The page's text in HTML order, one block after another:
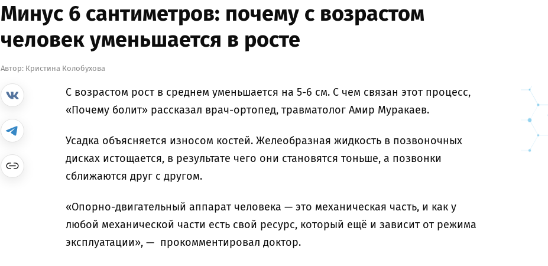
Минус 6 сантиметров: почему с возрастом
человек уменьшается в росте
Автор: Кристина Колобухова
С возрастом рост в среднем уменьшается на 5-6 см. С чем связан этот процесс,
«Почему болит» рассказал врач-ортопед, травматолог Амир Муракаев.
Усадка объясняется износом костей. Желеобразная жидкость в позвоночных
дисках истощается, в результате чего они становятся тоньше, а позвонки
сближаются друг с другом.
«Опорно-двигательный аппарат человека — это механическая часть, и как у
любой механической части есть свой ресурс, который ещё и зависит от режима
эксплуатации», — прокомментировал доктор.